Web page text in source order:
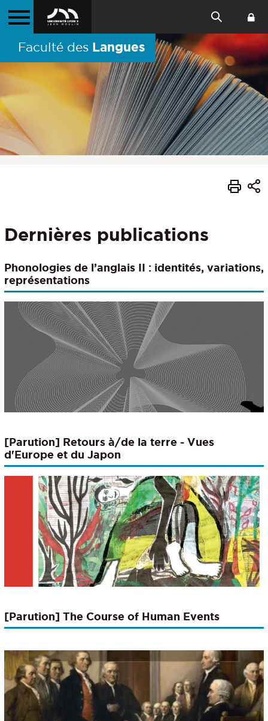
Faculté des Langues
Dernières publications
Phonologies de l’anglais II : identités, variations,
représentations
[Parution] Retours à/de la terre - Vues
d'Europe et du Japon
[Parution] The Course of Human Events